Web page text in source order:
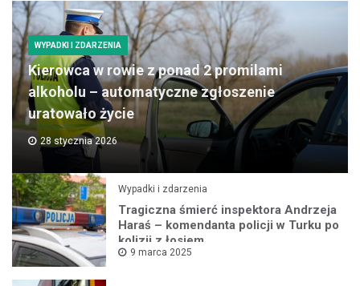
WYPADKI I ZDARZENIA
Kierowca w rowie z ponad 2 promilami
alkoholu – automatyczne zgłoszenie
uratowało życie
28 stycznia 2026
Wypadki i zdarzenia
Tragiczna śmierć inspektora Andrzeja
Haraś – komendanta policji w Turku po
kolizji z łosiem
9 marca 2025